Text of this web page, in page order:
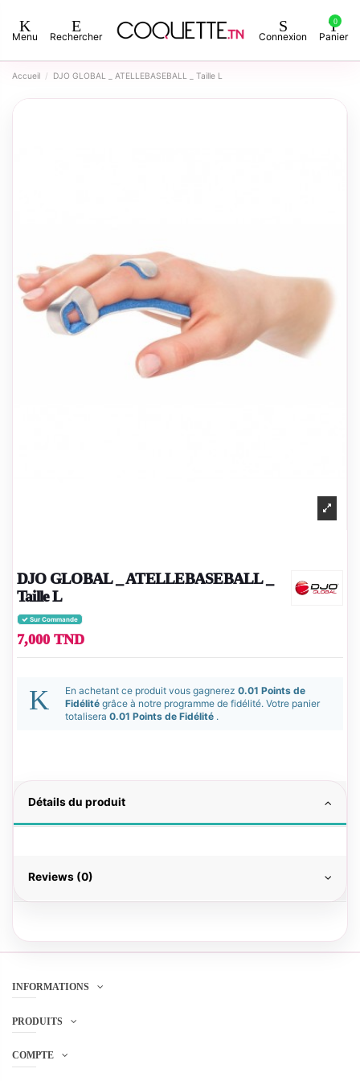
Menu Rechercher Connexion
0
Panier
Accueil DJO GLOBAL _ ATELLEBASEBALL _ Taille L
DJO GLOBAL _ ATELLEBASEBALL _
Taille L
Sur Commande
7,000 TND
En achetant ce produit vous gagnerez 0.01 Points de
Fidélité grâce à notre programme de fidélité. Votre panier
totalisera 0.01 Points de Fidélité .
Détails du produit
Reviews (0)
INFORMATIONS
PRODUITS
COMPTE